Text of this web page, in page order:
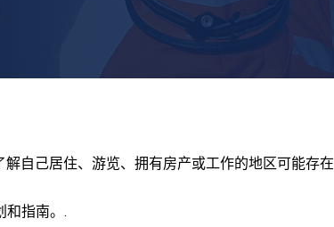
自己居住、游览、拥有房产或工作的地区可能存在
和指南。.